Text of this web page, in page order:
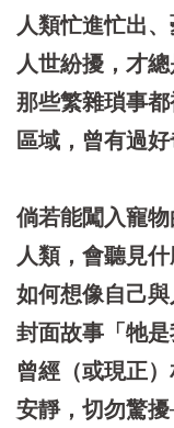
人類忙進忙出
人世紛擾，才
那些繁雜瑣事都
區域，曾有過好
倘若能闖入寵
人類，會聽見
如何想像自己
封面故事「牠
曾經（或現正
安靜，切勿驚